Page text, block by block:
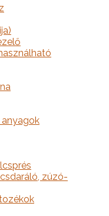
zúzó-